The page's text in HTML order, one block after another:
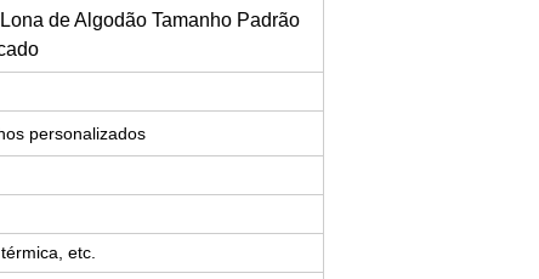
de Algodão Tamanho Padrão
personalizados
etc.